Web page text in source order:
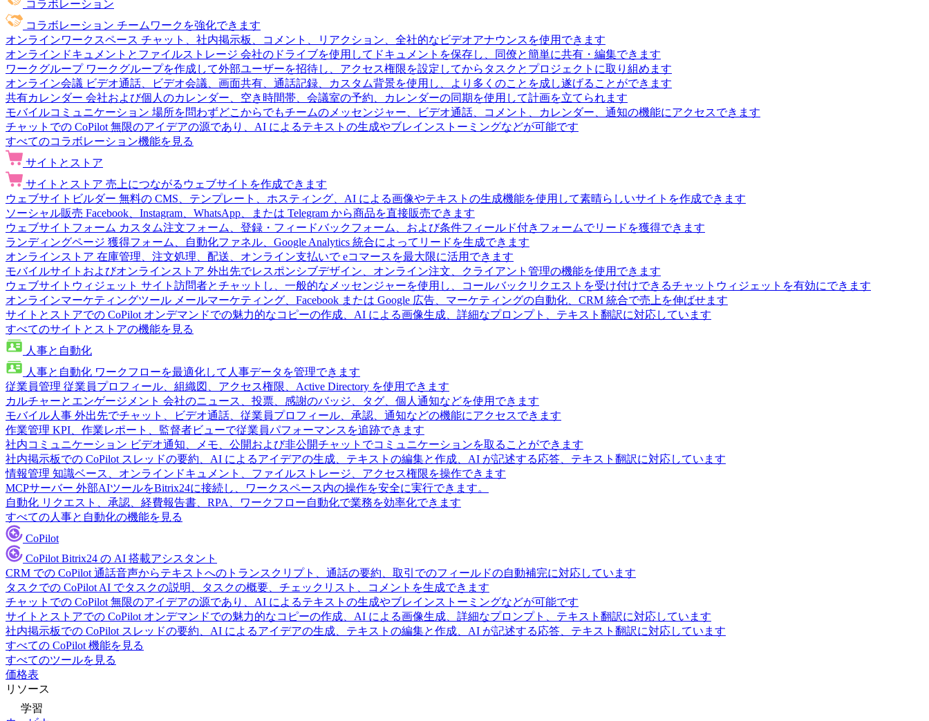
コラボレーション
コラボレーション チームワークを強化できます
オンラインワークスペース チャット、社内掲示板、コメント、リアクション、全社的なビデオアナウンスを使用できます
オンラインドキュメントとファイルストレージ 会社のドライブを使用してドキュメントを保存し、同僚と簡単に共有・編集できます
ワークグループ ワークグループを作成して外部ユーザーを招待し、アクセス権限を設定してからタスクとプロジェクトに取り組めます
オンライン会議 ビデオ通話、ビデオ会議、画面共有、通話記録、カスタム背景を使用し、より多くのことを成し遂げることができます
共有カレンダー 会社および個人のカレンダー、空き時間帯、会議室の予約、カレンダーの同期を使用して計画を立てられます
モバイルコミュニケーション 場所を問わずどこからでもチームのメッセンジャー、ビデオ通話、コメント、カレンダー、通知の機能にアクセスできます
チャットでの CoPilot 無限のアイデアの源であり、AI によるテキストの生成やブレインストーミングなどが可能です
すべてのコラボレーション機能を見る
サイトとストア
サイトとストア 売上につながるウェブサイトを作成できます
ウェブサイトビルダー 無料の CMS、テンプレート、ホスティング、AI による画像やテキストの生成機能を使用して素晴らしいサイトを作成できます
ソーシャル販売 Facebook、Instagram、WhatsApp、または Telegram から商品を直接販売できます
ウェブサイトフォーム カスタム注文フォーム、登録・フィードバックフォーム、および条件フィールド付きフォームでリードを獲得できます
ランディングページ 獲得フォーム、自動化ファネル、Google Analytics 統合によってリードを生成できます
オンラインストア 在庫管理、注文処理、配送、オンライン支払いで eコマースを最大限に活用できます
モバイルサイトおよびオンラインストア 外出先でレスポンシブデザイン、オンライン注文、クライアント管理の機能を使用できます
ウェブサイトウィジェット サイト訪問者とチャットし、一般的なメッセンジャーを使用し、コールバックリクエストを受け付けできるチャットウィジェットを有効にできます
オンラインマーケティングツール メールマーケティング、Facebook または Google 広告、マーケティングの自動化、CRM 統合で売上を伸ばせます
サイトとストアでの CoPilot オンデマンドでの魅力的なコピーの作成、AI による画像生成、詳細なプロンプト、テキスト翻訳に対応しています
すべてのサイトとストアの機能を見る
人事と自動化
人事と自動化 ワークフローを最適化して人事データを管理できます
従業員管理 従業員プロフィール、組織図、アクセス権限、Active Directory を使用できます
カルチャーとエンゲージメント 会社のニュース、投票、感謝のバッジ、タグ、個人通知などを使用できます
モバイル人事 外出先でチャット、ビデオ通話、従業員プロフィール、承認、通知などの機能にアクセスできます
作業管理 KPI、作業レポート、監督者ビューで従業員パフォーマンスを追跡できます
社内コミュニケーション ビデオ通知、メモ、公開および非公開チャットでコミュニケーションを取ることができます
社内掲示板での CoPilot スレッドの要約、AI によるアイデアの生成、テキストの編集と作成、AI が記述する応答、テキスト翻訳に対応しています
情報管理 知識ベース、オンラインドキュメント、ファイルストレージ、アクセス権限を操作できます
MCPサーバー 外部AIツールをBitrix24に接続し、ワークスペース内の操作を安全に実行できます。
自動化 リクエスト、承認、経費報告書、RPA、ワークフロー自動化で業務を効率化できます
すべての人事と自動化の機能を見る
CoPilot
CoPilot Bitrix24 の AI 搭載アシスタント
CRM での CoPilot 通話音声からテキストへのトランスクリプト、通話の要約、取引でのフィールドの自動補完に対応しています
タスクでの CoPilot AI でタスクの説明、タスクの概要、チェックリスト、コメントを生成できます
チャットでの CoPilot 無限のアイデアの源であり、AI によるテキストの生成やブレインストーミングなどが可能です
サイトとストアでの CoPilot オンデマンドでの魅力的なコピーの作成、AI による画像生成、詳細なプロンプト、テキスト翻訳に対応しています
社内掲示板での CoPilot スレッドの要約、AI によるアイデアの生成、テキストの編集と作成、AI が記述する応答、テキスト翻訳に対応しています
すべての CoPilot 機能を見る
すべてのツールを見る
価格表
リソース
学習